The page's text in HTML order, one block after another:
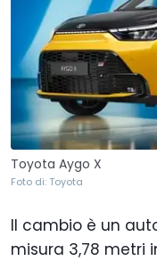
Toyota Aygo X
Foto di: Toyota
Il cambio è un
misura 3,78 metri